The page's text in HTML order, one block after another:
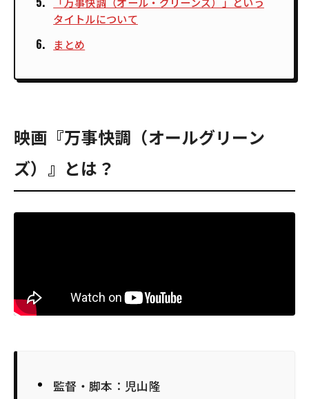
タイトルについて
まとめ
映画『万事快調（オールグリーン
ズ）』とは？
監督・脚本：児山隆